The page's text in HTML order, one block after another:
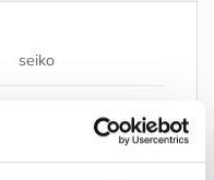
seiko
Perlemor